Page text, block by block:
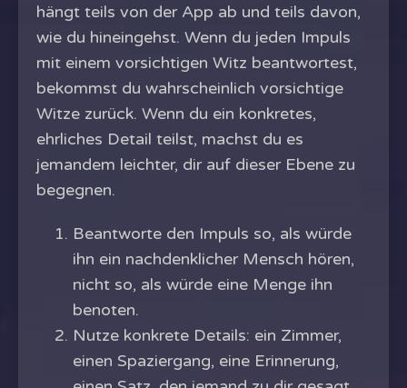
hängt teils von der App ab und teils davon,
wie du hineingehst. Wenn du jeden Impuls
mit einem vorsichtigen Witz beantwortest,
bekommst du wahrscheinlich vorsichtige
Witze zurück. Wenn du ein konkretes,
ehrliches Detail teilst, machst du es
jemandem leichter, dir auf dieser Ebene zu
begegnen.
Beantworte den Impuls so, als würde
ihn ein nachdenklicher Mensch hören,
nicht so, als würde eine Menge ihn
benoten.
Nutze konkrete Details: ein Zimmer,
einen Spaziergang, eine Erinnerung,